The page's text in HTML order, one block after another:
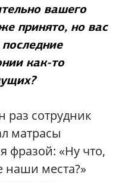
вашего
принято, но вас
как-то
раз сотрудник
матрасы
фразой: «Ну что,
наши места?»